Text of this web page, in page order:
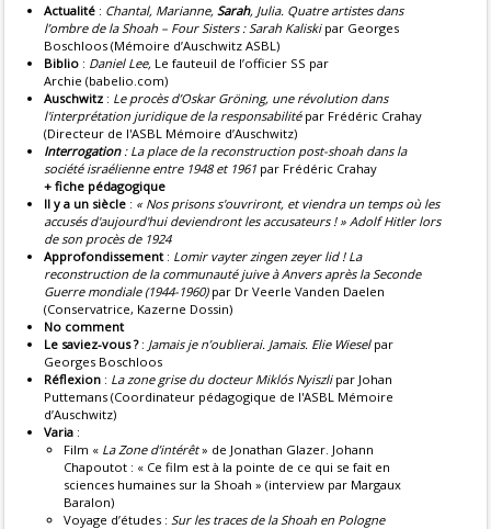
Actualité : Chantal, Marianne, Sarah, Julia. Quatre artistes dans
l’ombre de la Shoah – Four Sisters : Sarah Kaliskipar Georges
Boschloos (Mémoire d’Auschwitz ASBL)
Biblio : Daniel Lee, Le fauteuil de l’officier SS par
Archie (babelio.com)
Auschwitz : Le procès d’Oskar Gröning, une révolution dans
l'interprétation juridique de la responsabilitépar Frédéric Crahay
(Directeur de l'ASBL Mémoire d’Auschwitz)
Interrogation: La place de la reconstruction post-shoah dans la
société israélienne entre 1948 et 1961 par Frédéric Crahay
+ fiche pédagogique
Il y a un siècle : « Nos prisons s'ouvriront, et viendra un temps où les
accusés d'aujourd'hui deviendront les accusateurs ! » Adolf Hitler lors
de son procès de 1924
Approfondissement: Lomir vayter zingen zeyer lid ! La
reconstruction de la communauté juive à Anvers après la Seconde
Guerre mondiale (1944-1960)par Dr Veerle Vanden Daelen
(Conservatrice, Kazerne Dossin)
No comment
Le saviez-vous ?: Jamais je n’oublierai. Jamais. Elie Wieselpar
Georges Boschloos
Réflexion : La zone grise du docteur Miklós Nyiszlipar Johan
Puttemans (Coordinateur pédagogique de l'ASBL Mémoire
d’Auschwitz)
Varia :
Film « La Zone d’intérêt» de Jonathan Glazer. Johann
Chapoutot : « Ce film est à la pointe de ce qui se fait en
sciences humaines sur la Shoah » (interview par Margaux
Baralon)
Voyage d’études : Sur les traces de la Shoah en Pologne